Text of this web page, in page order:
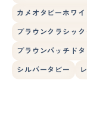
カメオタビーホワイ
ブラウンクラシッ
ブラウンパッチドタ
シルバータビー